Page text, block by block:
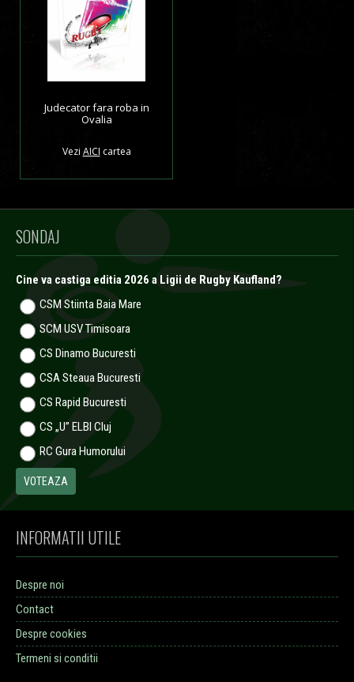
Judecator fara roba in
Ovalia
Vezi AICI cartea
SONDAJ
Cine va castiga editia 2026 a Ligii de Rugby Kaufland?
CSM Stiinta Baia Mare
SCM USV Timisoara
CS Dinamo Bucuresti
CSA Steaua Bucuresti
CS Rapid Bucuresti
CS „U” ELBI Cluj
RC Gura Humorului
INFORMATII UTILE
Despre noi
Contact
Despre cookies
Termeni si conditii